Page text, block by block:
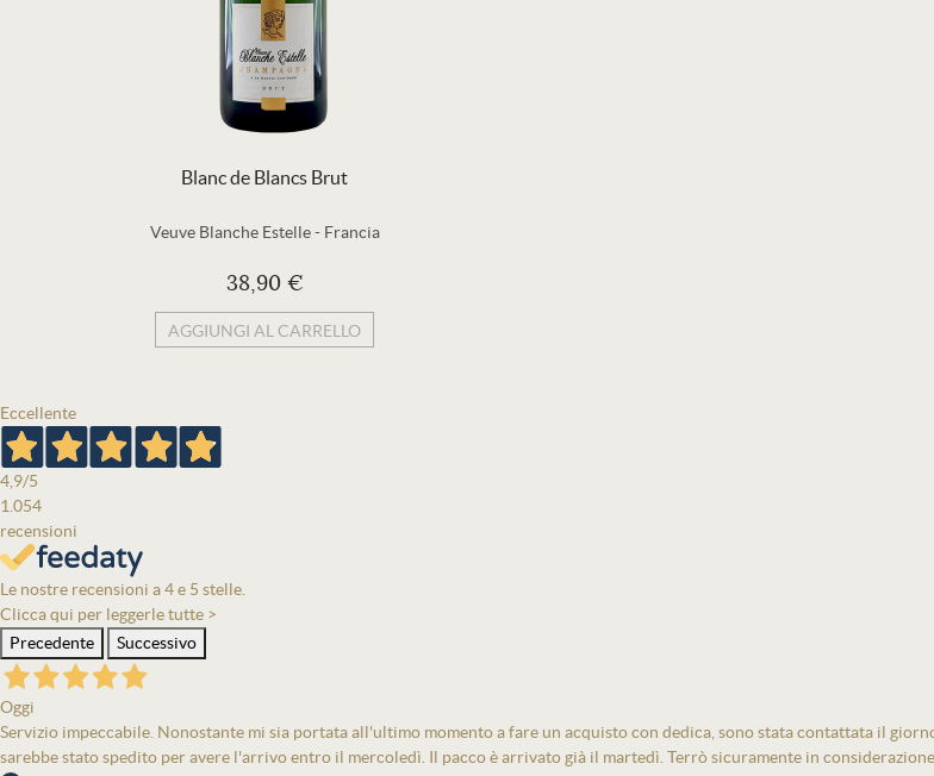
Blanc de Blancs Brut
Veuve Blanche Estelle - Francia
38,90 €
AGGIUNGI AL CARRELLO
Eccellente
4,9/5
1.054
recensioni
Le nostre recensioni a 4 e 5 stelle.
Clicca qui per leggerle tutte >
Precedente
Successivo
Oggi
Servizio impeccabile. Nonostante mi sia portata all'ultimo momento a fare un acquisto con dedica, sono stata contattata il
sarebbe stato spedito per avere l'arrivo entro il mercoledì. Il pacco è arrivato già il martedì. Terrò sicuramente in